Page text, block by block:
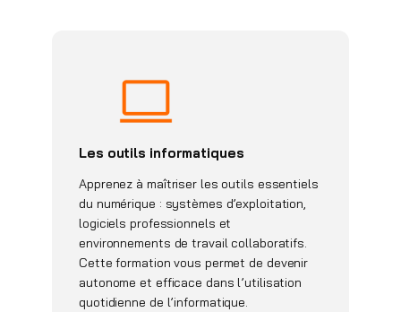
Les outils informatiques
Apprenez à maîtriser les outils essentiels
du numérique : systèmes d’exploitation,
logiciels professionnels et
environnements de travail collaboratifs.
Cette formation vous permet de devenir
autonome et efficace dans l’utilisation
quotidienne de l’informatique.